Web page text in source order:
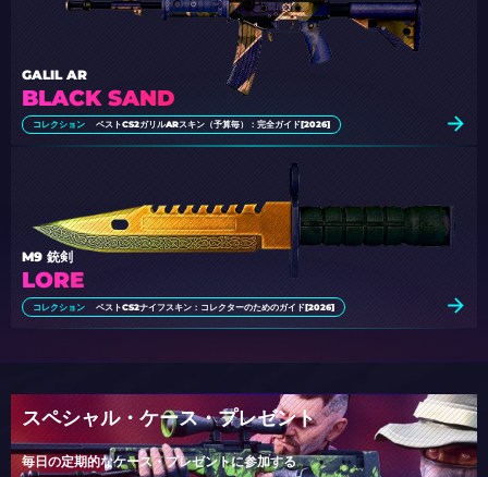
BLACK SAND
GALIL AR
コレクション ベストCS2ガリルARスキン（予算毎）：完全ガイド[2026]
LORE
M9 銃剣
コレクション ベストCS2ナイフスキン：コレクターのためのガイド[2026]
スペシャル・ケース・プレゼント
毎日の定期的なケース・プレゼントに参加する